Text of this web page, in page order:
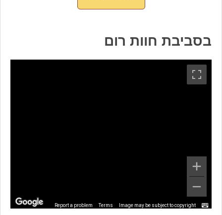
בסביבת חוות רום
Image may be subject to copyright
Terms
Report a problem